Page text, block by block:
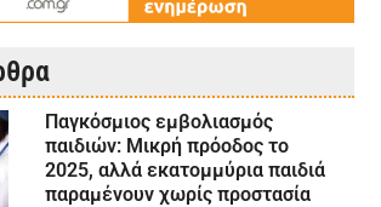
Παγκόσμιος εμβολιασμός
παιδιών: Μικρή πρόοδος το
2025, αλλά εκατομμύρια παιδιά
παραμένουν χωρίς προστασία